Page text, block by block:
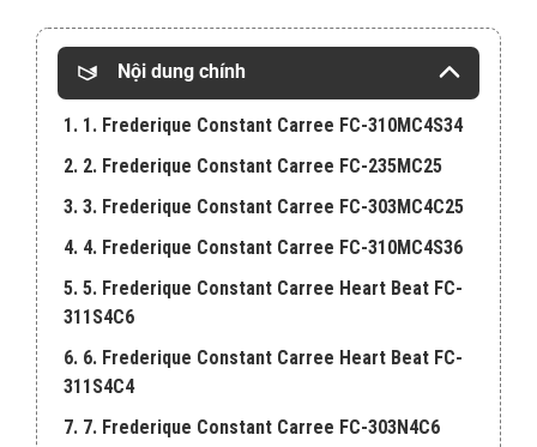
Nội dung chính
1. 1. Frederique Constant Carree FC-310MC4S34
2. 2. Frederique Constant Carree FC-235MC25
3. 3. Frederique Constant Carree FC-303MC4C25
4. 4. Frederique Constant Carree FC-310MC4S36
5. 5. Frederique Constant Carree Heart Beat FC-
311S4C6
6. 6. Frederique Constant Carree Heart Beat FC-
311S4C4
7. 7. Frederique Constant Carree FC-303N4C6